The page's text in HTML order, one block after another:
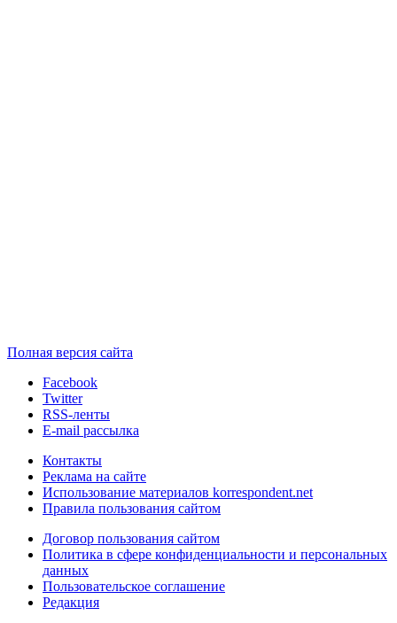
Полная версия сайта
Facebook
Twitter
RSS-ленты
E-mail рассылка
Контакты
Реклама на сайте
Использование материалов korrespondent.net
Правила пользования сайтом
Договор пользования сайтом
Политика в сфере конфиденциальности и персональных
данных
Пользовательское соглашение
Редакция